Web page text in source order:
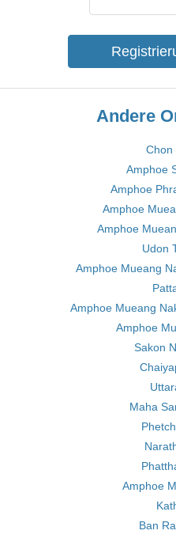
Andere
Chon
Amphoe
Amphoe
Amphoe
Amphoe
Udon
Amphoe Mueang
Amphoe Mueang
Amphoe
Sakon
Maha
Amphoe
Ban